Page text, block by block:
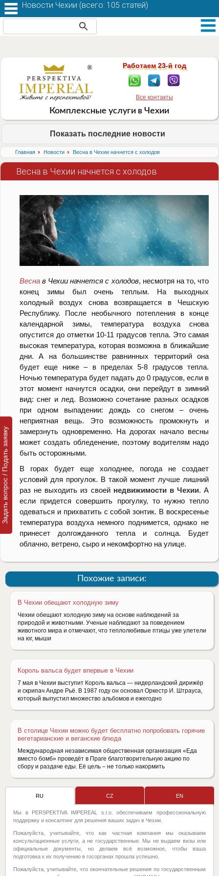
Работаем 23-й год
Все контакты
Комплексные услуги в Чехии
Показать последние новости
Главная › Новости › Весна в Чехии начнется с холодов
Весна в Чехии начнется с холодов
Весна в Чехии начнется с холодов, несмотря на то, что
конец зимы был очень теплым. На выходных
холодный воздух снова возвращается в Чешскую
Республику. После необычного потепления в конце
календарной зимы, температура воздуха снова
опустится до отметки 10-11 градусов тепла. Это самая
высокая температура, которая возможна в ближайшие
дни. А на большинстве равнинных территорий она
будет еще ниже – в пределах 5-8 градусов тепла.
Ночью температура будет падать до 0 градусов, если в
этот момент начнутся осадки, они перейдут в зимний
вид: снег и лед. Возможно сочетание разных осадков
при одном выпадении: дождь со снегом – очень
неприятная вещь. Это возможность промокнуть и
замерзнуть одновременно. На дорогах начало весны
может создать обледенение, поэтому водителям надо
быть осторожными.
В горах будет еще холоднее, погода не создает
условий для прогулок. В такой момент лучше лишний
раз не выходить из своей недвижимости в Чехии. А
если придется совершить прогулку, то нужно тепло
одеваться и прихватить с собой зонтик. В воскресенье
температура воздуха немного поднимется, однако не
принесет долгожданного тепла и солнца. Будет
облачно, ветрено, сыро и некомфортно на улице.
Похожие записи:
В Чехии обещают холодную зиму
Чехии обещают холодную зиму на основе наблюдений за
природой и животными. Ученые наблюдают за поведением
животного мира и отмечают, что теплолюбивые птицы уже улетели
на юг, мыши
Король вальса будет впервые в Чехии
7 мая в Чехии выступит Король вальса — нидерландский дирижёр
и скрипач Aндре Рьё. В 1987 году он основал Оркестр И. Штрауса,
который выпустил множество альбомов и ежегодно
В столице Чехии можно будет бесплатно попробовать горячие
вегетарианские и веганские блюда
Международная независимая общественная организация «Еда
вместо бомб» проведёт в Праге благотворительную акцию по
сбору и раздаче еды. Её цель – не только накормить
Новости Чехии (всего: 105 статей)
Задать вопрос / Подать заявку
RU CZ EN
Мы в PERSPEKTIVA IMPEREAL s.r.o. обеспечиваем профессиональную
поддержку и консалтинг для решения ваших задач в Чехии.
Пожалуйста, учитывайте, что как частная компания мы оказываем
консультационные услуги, а не государственные. Мы не выдаем визы или
официальные документы, но делаем всё возможное, чтобы ваша
подготовка к их получению в госорганах прошла успешно.
Пожалуйста, учитывайте, что окончательные решения по государственным